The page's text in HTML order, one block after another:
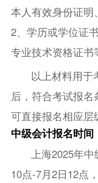
本人有效身份证明
2、学历或学位证
专业技术资格证书
以上材料用于
后，符合考试报名
可直接报名相应层
中级会计报名时间
上海2025年
10点-7月2日12点